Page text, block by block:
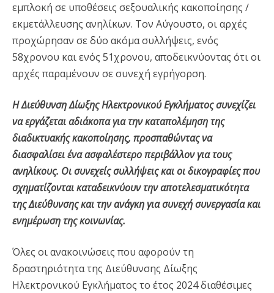
εμπλοκή σε υποθέσεις σεξουαλικής κακοποίησης /
εκμετάλλευσης ανηλίκων. Τον Αύγουστο, οι αρχές
προχώρησαν σε δύο ακόμα συλλήψεις, ενός
58χρονου και ενός 51χρονου, αποδεικνύοντας ότι οι
αρχές παραμένουν σε συνεχή εγρήγορση.
Η Διεύθυνση Δίωξης Ηλεκτρονικού Εγκλήματος συνεχίζει
να εργάζεται αδιάκοπα για την καταπολέμηση της
διαδικτυακής κακοποίησης, προσπαθώντας να
διασφαλίσει ένα ασφαλέστερο περιβάλλον για τους
ανηλίκους. Οι συνεχείς συλλήψεις και οι δικογραφίες που
σχηματίζονται καταδεικνύουν την αποτελεσματικότητα
της Διεύθυνσης και την ανάγκη για συνεχή συνεργασία και
ενημέρωση της κοινωνίας.
Όλες οι ανακοινώσεις που αφορούν τη
δραστηριότητα της Διεύθυνσης Δίωξης
Ηλεκτρονικού Εγκλήματος το έτος 2024 διαθέσιμες